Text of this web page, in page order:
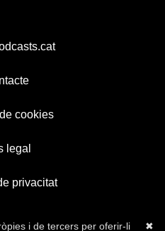
cookies
legal
privacitat
✖
i de tercers per oferir-li